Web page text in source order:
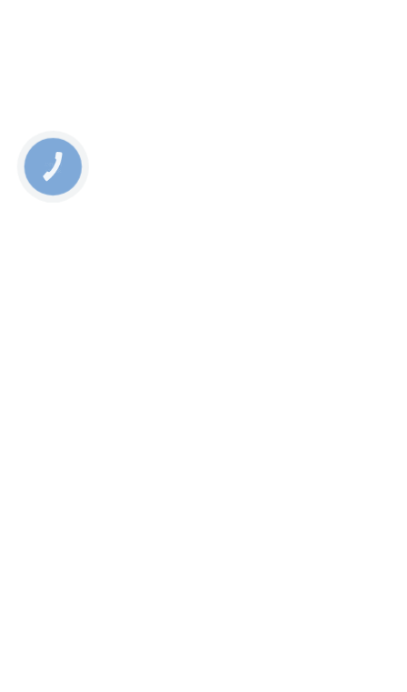
КНОПКА
ЗВ'ЯЗКУ